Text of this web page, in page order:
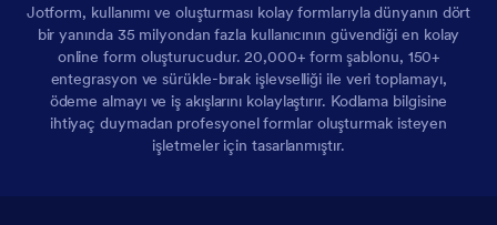
Jotform, kullanımı ve oluşturması kolay formlarıyla dünyanın dört
bir yanında 35 milyondan fazla kullanıcının güvendiği en kolay
online form oluşturucudur. 20,000+ form şablonu, 150+
entegrasyon ve sürükle-bırak işlevselliği ile veri toplamayı,
ödeme almayı ve iş akışlarını kolaylaştırır. Kodlama bilgisine
ihtiyaç duymadan profesyonel formlar oluşturmak isteyen
işletmeler için tasarlanmıştır.